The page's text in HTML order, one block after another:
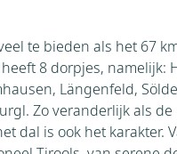
te bieden als het 67
8 dorpjes, namelijk:
Längenfeld,
Zo veranderlijk als de
dal is ook het karakter.